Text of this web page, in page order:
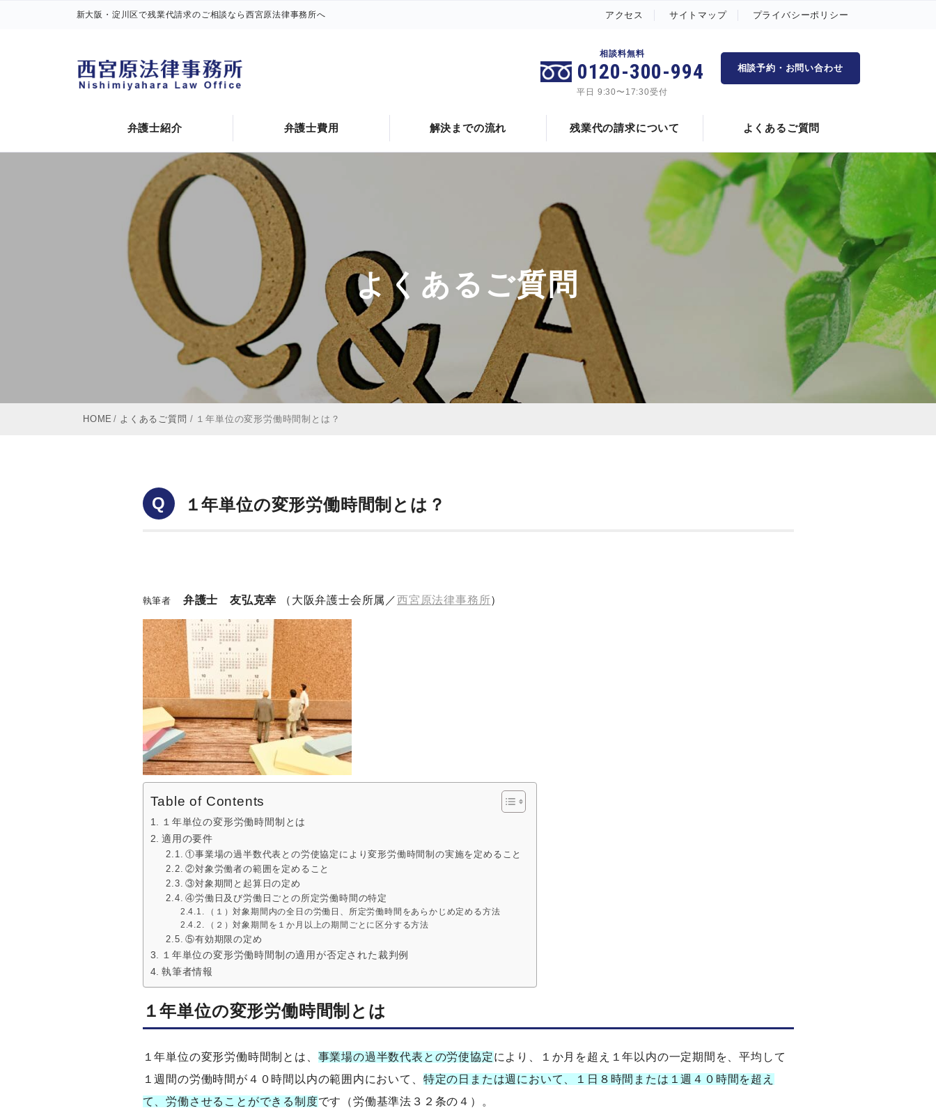
新大阪・淀川区で残業代請求のご相談なら西宮原法律事務所へ アクセス サイトマップ プライバシーポリシー
相談料無料
0120-300-994
平日 9:30〜17:30受付
相談予約・お問い合わせ
弁護士紹介 弁護士費用 解決までの流れ 残業代の請求について
残業代とは何か 管理監督者について 残業代請求の時効
よくあるご質問
よくあるご質問
HOME / よくあるご質問 / １年単位の変形労働時間制とは？
Q １年単位の変形労働時間制とは？
執筆者 弁護士 友弘克幸 （大阪弁護士会所属／西宮原法律事務所）
Table of Contents
１年単位の変形労働時間制とは
適用の要件
①事業場の過半数代表との労使協定により変形労働時間制の実施を定めること
②対象労働者の範囲を定めること
③対象期間と起算日の定め
④労働日及び労働日ごとの所定労働時間の特定
（１）対象期間内の全日の労働日、所定労働時間をあらかじめ定める方法
（２）対象期間を１か月以上の期間ごとに区分する方法
⑤有効期限の定め
１年単位の変形労働時間制の適用が否定された裁判例
執筆者情報
１年単位の変形労働時間制とは
１年単位の変形労働時間制とは、 事業場の過半数代表との労使協定により、１か月を超え１年以内の一定期間を、平均して
１週間の労働時間が４０時間以内の範囲内において、 特定の日または週において、１日８時間または１週４０時間を超え
て、労働させることができる制度です（労働基準法３２条の４）。